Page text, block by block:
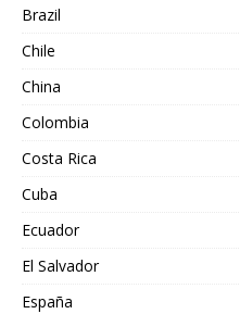
Brazil
Chile
China
Colombia
Costa Rica
Cuba
Ecuador
El Salvador
España